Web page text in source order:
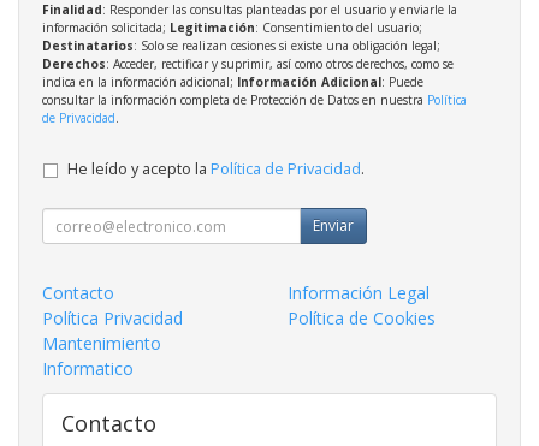
Finalidad: Responder las consultas planteadas por el usuario y enviarle la
información solicitada; Legitimación: Consentimiento del usuario;
Destinatarios: Solo se realizan cesiones si existe una obligación legal;
Derechos: Acceder, rectificar y suprimir, así como otros derechos, como se
indica en la información adicional; Información Adicional: Puede
consultar la información completa de Protección de Datos en nuestra Política
de Privacidad.
He leído y acepto la Política de Privacidad.
Enviar
Contacto
Información Legal
Política Privacidad
Política de Cookies
Mantenimiento
Informatico
Contacto